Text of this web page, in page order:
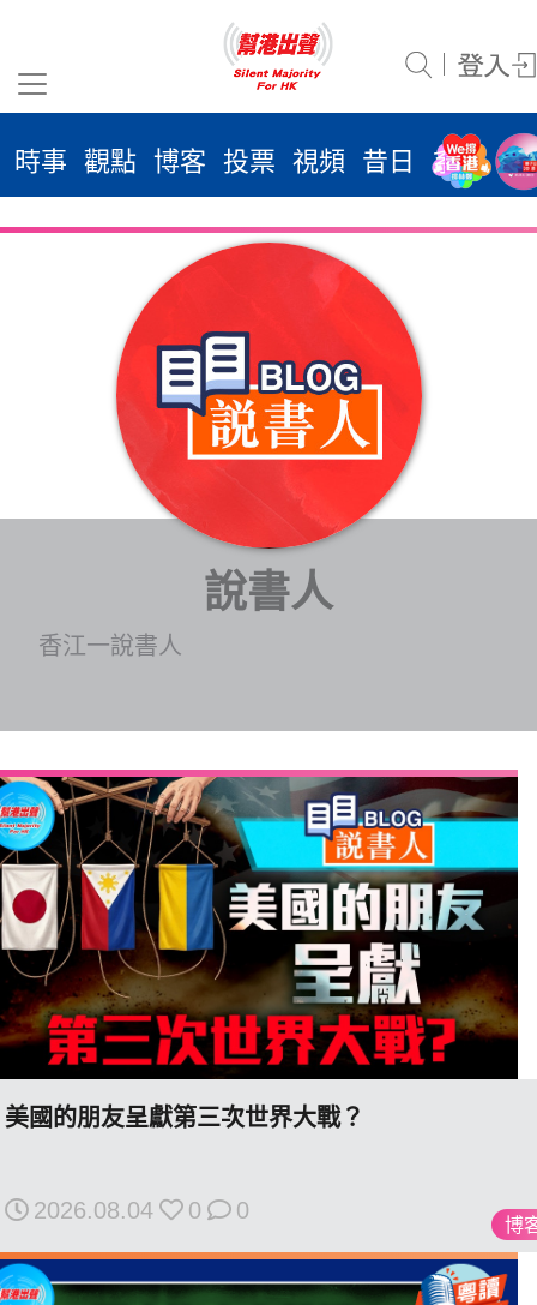
2026
年 8
投票
昔日
系列
活動
關於我們
我們的立場
時事 觀點 博客 投票 視頻 昔日 系列 活
說書人
香江一說書人
博
美國的朋友呈獻第三次世界大戰？
2026.08.04 0 0